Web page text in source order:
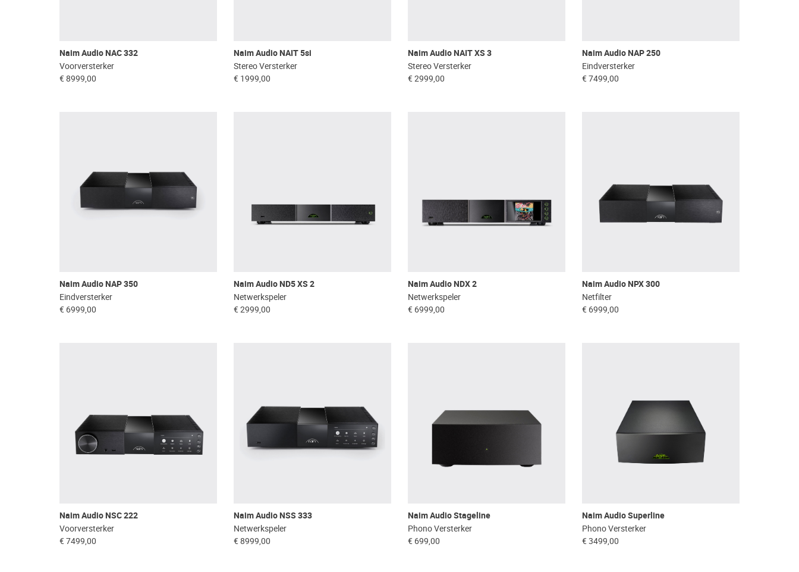
Naim Audio NAC 332
Voorversterker
€ 8999,00
Naim Audio NAIT 5si
Stereo Versterker
€ 1999,00
Naim Audio NAIT XS 3
Stereo Versterker
€ 2999,00
Naim Audio NAP 250
Eindversterker
€ 7499,00
Naim Audio NAP 350
Eindversterker
€ 6999,00
Naim Audio ND5 XS 2
Netwerkspeler
€ 2999,00
Naim Audio NDX 2
Netwerkspeler
€ 6999,00
Naim Audio NPX 300
Netfilter
€ 6999,00
Naim Audio NSC 222
Voorversterker
€ 7499,00
Naim Audio NSS 333
Netwerkspeler
€ 8999,00
Naim Audio Stageline
Phono Versterker
€ 699,00
Naim Audio Superline
Phono Versterker
€ 3499,00